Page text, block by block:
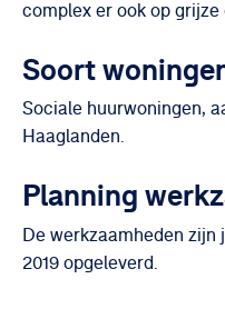
complex er ook op grijze
Soort
Sociale huurwoningen,
Haaglanden.
Planning
De werkzaamheden
2019 opgeleverd.